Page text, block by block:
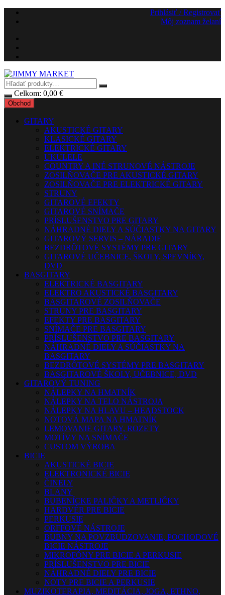
Preskočiť
Prihlásiť / Registrovať
Môj zoznam želaní
Celkom: 0,00 €
Obchod
GITARY
AKUSTICKÉ GITARY
KLASICKÉ GITARY
ELEKTRICKÉ GITARY
UKULELE
COUNTRY A INÉ STRUNOVÉ NÁSTROJE
ZOSILŇOVAČE PRE AKUSTICKÉ GITARY
ZOSILŇOVAČE PRE ELEKTRICKÉ GITARY
STRUNY
GITAROVÉ EFEKTY
GITAROVÉ SNÍMAČE
PRÍSLUŠENSTVO PRE GITARY
NÁHRADNÉ DIELY A SÚČIASTKY NA GITARY
GITAROVÝ SERVIS – NÁRADIE
BEZDRÔTOVÉ SYSTÉMY PRE GITARY
GITAROVÉ UČEBNICE, ŠKOLY, SPEVNÍKY,
DVD
BASGITARY
ELEKTRICKÉ BASGITARY
ELEKTRO AKUSTICKÉ BASGITARY
BASGITAROVÉ ZOSILŇOVAČE
STRUNY PRE BASGITARY
EFEKTY PRE BASGITARY
SNÍMAČE PRE BASGITARY
PRÍSLUŠENSTVO PRE BASGITARY
NÁHRADNÉ DIELY A SÚČIASTKY NA
BASGITARY
BEZDRÔTOVÉ SYSTÉMY PRE BASGITARY
BASGITAROVÉ ŠKOLY, UČEBNICE, DVD
GITAROVÝ TUNING
NÁLEPKY NA HMATNÍK
NÁLEPKY NA TELO NÁSTROJA
NÁLEPKY NA HLAVU – HEADSTOCK
NOTOVÁ MAPA NA HMATNÍK
LEMOVANIE GITARY, ROZETY
MOTÍVY NA SNÍMAČE
CUSTOM VÝROBA
BICIE
AKUSTICKÉ BICIE
ELEKTRONICKÉ BICIE
ČINELY
BLANY
BUBENÍCKE PALIČKY A METLIČKY
HARDVÉR PRE BICIE
PERKUSIE
ORFFOVÉ NÁSTROJE
BUBNY NA POVZBUDZOVANIE, POCHODOVÉ
BICIE NÁSTROJE
MIKROFÓNY PRE BICIE A PERKUSIE
PRÍSLUŠENSTVO PRE BICIE
NÁHRADNÉ DIELY PRE BICIE
NOTY PRE BICIE A PERKUSIE
MUZIKOTERAPIA, MEDITÁCIA, JOGA, ETHNO,